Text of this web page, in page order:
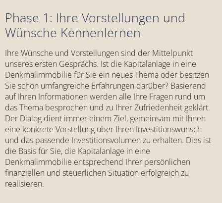
Phase 1: Ihre Vorstellungen und
Wünsche Kennenlernen
Ihre Wünsche und Vorstellungen sind der Mittelpunkt
unseres ersten Gesprächs. Ist die Kapitalanlage in eine
Denkmalimmobilie für Sie ein neues Thema oder besitzen
Sie schon umfangreiche Erfahrungen darüber? Basierend
auf Ihren Informationen werden alle Ihre Fragen rund um
das Thema besprochen und zu Ihrer Zufriedenheit geklärt.
Der Dialog dient immer einem Ziel, gemeinsam mit Ihnen
eine konkrete Vorstellung über Ihren Investitionswunsch
und das passende Investitionsvolumen zu erhalten. Dies ist
die Basis für Sie, die Kapitalanlage in eine
Denkmalimmobilie entsprechend Ihrer persönlichen
finanziellen und steuerlichen Situation erfolgreich zu
realisieren.